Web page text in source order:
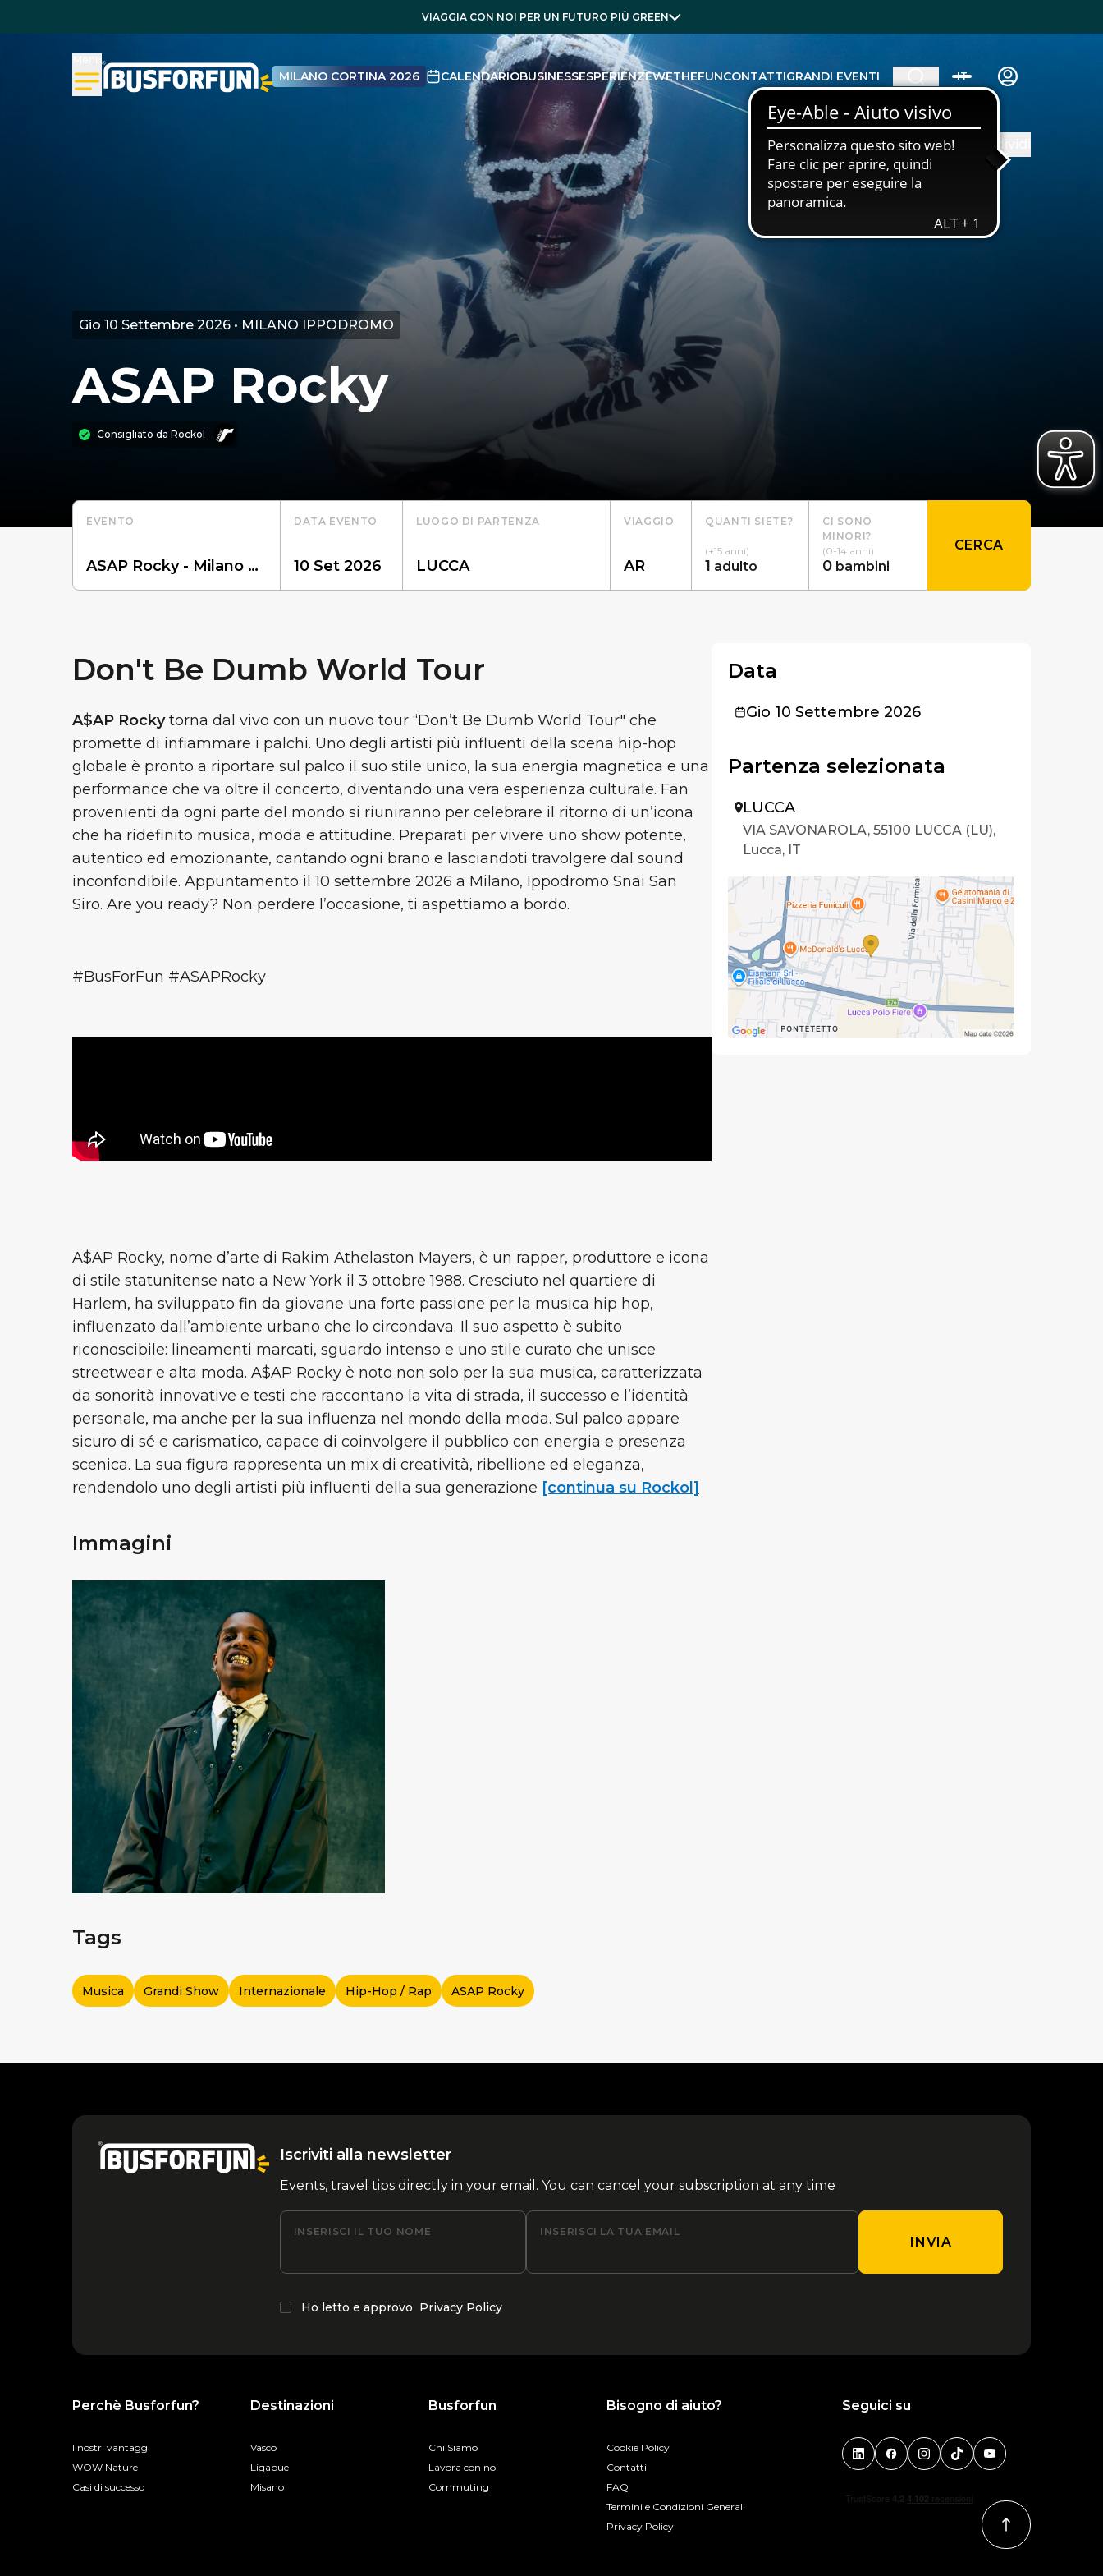
VIAGGIA CON NOI PER UN FUTURO PIÙ GREEN
MILANO CORTINA 2026 CALENDARIOBUSINESSESPERIENZEWETHEFUNCONTATTIGRANDI EVENTI IT
Gio 10 Settembre 2026 • MILANO IPPODROMO
ASAP Rocky
Consigliato da Rockol
EVENTO DATA EVENTO LUOGO DI PARTENZA VIAGGIO QUANTI SIETE?
(+15 anni)
1 adulto
CI SONO
MINORI?
(0-14 anni)
0 bambini
CERCA
Don't Be Dumb World Tour
A$AP Rockytorna dal vivo con un nuovo tour “Don’t Be Dumb World Tour" che
promette di infiammare i palchi. Uno degli artisti più influenti della scena hip-hop
globale è pronto a riportare sul palco il suo stile unico, la sua energia magnetica e una
performance che va oltre il concerto, diventando una vera esperienza culturale. Fan
provenienti da ogni parte del mondo si riuniranno per celebrare il ritorno di un’icona
che ha ridefinito musica, moda e attitudine. Preparati per vivere uno show potente,
autentico ed emozionante, cantando ogni brano e lasciandoti travolgere dal sound
inconfondibile. Appuntamento il 10 settembre 2026 a Milano, Ippodromo Snai San
Siro. Are you ready? Non perdere l’occasione, ti aspettiamo a bordo.
#BusForFun #ASAPRocky
A$AP Rocky, nome d’arte di Rakim Athelaston Mayers, è un rapper, produttore e icona
di stile statunitense nato a New York il 3 ottobre 1988. Cresciuto nel quartiere di
Harlem, ha sviluppato fin da giovane una forte passione per la musica hip hop,
influenzato dall’ambiente urbano che lo circondava. Il suo aspetto è subito
riconoscibile: lineamenti marcati, sguardo intenso e uno stile curato che unisce
streetwear e alta moda. A$AP Rocky è noto non solo per la sua musica, caratterizzata
da sonorità innovative e testi che raccontano la vita di strada, il successo e l’identità
personale, ma anche per la sua influenza nel mondo della moda. Sul palco appare
sicuro di sé e carismatico, capace di coinvolgere il pubblico con energia e presenza
scenica. La sua figura rappresenta un mix di creatività, ribellione ed eleganza,
rendendolo uno degli artisti più influenti della sua generazione [continua su Rockol]
Immagini
Tags
Musica Grandi Show Internazionale Hip-Hop / Rap ASAP Rocky
Data
Gio 10 Settembre 2026
Partenza selezionata
LUCCA
VIA SAVONAROLA, 55100 LUCCA (LU),
Lucca, IT
Iscriviti alla newsletter
Events, travel tips directly in your email. You can cancel your subscription at any time
INSERISCI IL TUO NOME INSERISCI LA TUA EMAIL
INVIA
Ho letto e approvo Privacy Policy
Perchè Busforfun?
I nostri vantaggi
WOW Nature
Casi di successo
Destinazioni
Vasco
Ligabue
Misano
Busforfun
Chi Siamo
Lavora con noi
Commuting
Bisogno di aiuto?
Cookie Policy
Contatti
FAQ
Termini e Condizioni Generali
Privacy Policy
Seguici su